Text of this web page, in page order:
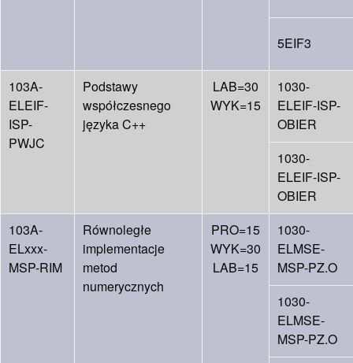
5EIF3
103A-
ELEIF-
ISP-
PWJC
Podstawy
współczesnego
języka C++
LAB=30
WYK=15
1030-
ELEIF-ISP-
OBIER
1030-
ELEIF-ISP-
OBIER
103A-
ELxxx-
MSP-RIM
Równoległe
implementacje
metod
numerycznych
PRO=15
WYK=30
LAB=15
1030-
ELMSE-
MSP-PZ.O
1030-
ELMSE-
MSP-PZ.O